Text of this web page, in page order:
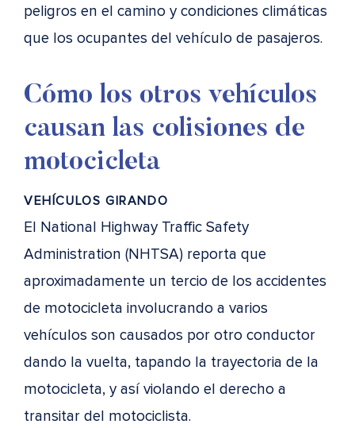
peligros en el camino y condiciones climáticas
que los ocupantes del vehículo de pasajeros.
Cómo los otros vehículos
causan las colisiones de
motocicleta
VEHÍCULOS GIRANDO
El National Highway Traffic Safety
Administration (NHTSA) reporta que
aproximadamente un tercio de los accidentes
de motocicleta involucrando a varios
vehículos son causados por otro conductor
dando la vuelta, tapando la trayectoria de la
motocicleta, y así violando el derecho a
transitar del motociclista.